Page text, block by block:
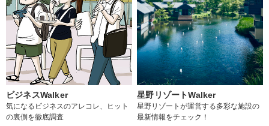
ビジネスWalker
気になるビジネスのアレコレ、ヒット
の裏側を徹底調査
星野リゾートWalker
星野リゾートが運営する多彩な施設の
最新情報をチェック！